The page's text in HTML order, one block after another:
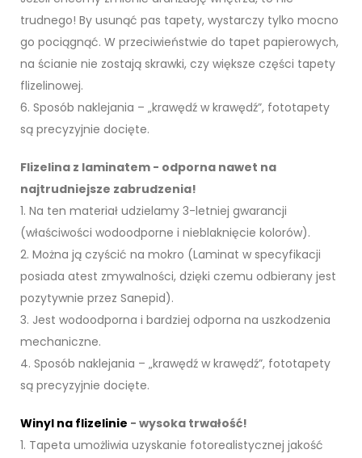
trudnego! By usunąć pas tapety, wystarczy tylko mocno
go pociągnąć. W przeciwieństwie do tapet papierowych,
na ścianie nie zostają skrawki, czy większe części tapety
flizelinowej.
6. Sposób naklejania – „krawędź w krawędź”, fototapety
są precyzyjnie docięte.
Flizelina z laminatem - odporna nawet na
najtrudniejsze zabrudzenia!
1. Na ten materiał udzielamy 3-letniej gwarancji
(właściwości wodoodporne i nieblaknięcie kolorów).
2. Można ją czyścić na mokro (Laminat w specyfikacji
posiada atest zmywalności, dzięki czemu odbierany jest
pozytywnie przez Sanepid).
3. Jest wodoodporna i bardziej odporna na uszkodzenia
mechaniczne.
4. Sposób naklejania – „krawędź w krawędź”, fototapety
są precyzyjnie docięte.
Winyl na flizelinie - wysoka trwałość!
1. Tapeta umożliwia uzyskanie fotorealistycznej jakość